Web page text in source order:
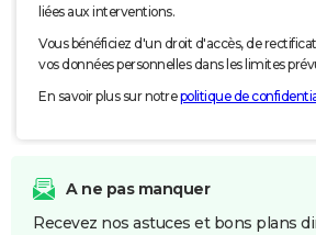
liées aux interventions.
Vous bénéficiez d'un droit d'accès, de
vos données personnelles dans les limites
En savoir plus sur notrepolitique de
A ne pas manquer
Recevez nos astuces et bons plans